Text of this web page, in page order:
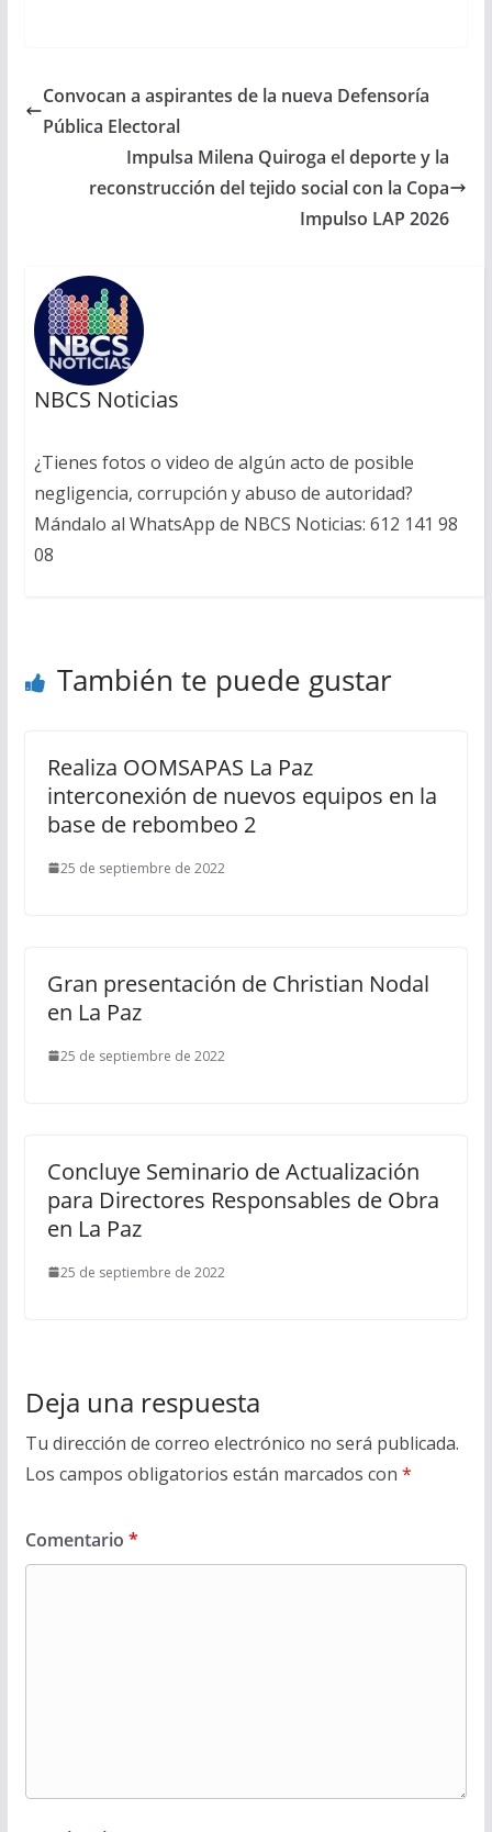
Convocan a aspirantes de la nueva Defensoría
Pública Electoral
Impulsa Milena Quiroga el deporte y la
reconstrucción del tejido social con la Copa
Impulso LAP 2026
NBCS Noticias
¿Tienes fotos o video de algún acto de posible
negligencia, corrupción y abuso de autoridad?
Mándalo al WhatsApp de NBCS Noticias: 612 141 98
08
También te puede gustar
Realiza OOMSAPAS La Paz
interconexión de nuevos equipos en la
base de rebombeo 2
25 de septiembre de 2022
Gran presentación de Christian Nodal
en La Paz
25 de septiembre de 2022
Concluye Seminario de Actualización
para Directores Responsables de Obra
en La Paz
25 de septiembre de 2022
Deja una respuesta
Tu dirección de correo electrónico no será publicada.
Los campos obligatorios están marcados con *
Comentario *